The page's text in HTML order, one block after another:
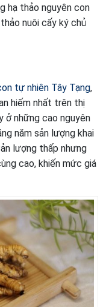
hạ thảo nguyên con
nuôi cấy ký chủ
tự nhiên Tây Tạng,
hiếm nhất trên thị
những cao nguyên
năm sản lượng khai
lượng thấp nhưng
cao, khiến mức giá